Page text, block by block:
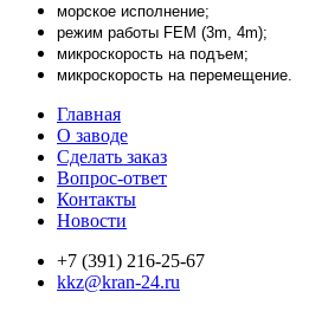
морское исполнение;
режим работы FEM (3m, 4m);
микроскорость на подъем;
микроскорость на перемещение.
Главная
О заводе
Сделать заказ
Вопрос-ответ
Контакты
Новости
+7 (391) 216-25-67
kkz@kran-24.ru